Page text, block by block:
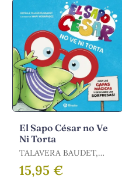
El Sapo César no Ve
Ni Torta
TALAVERA BAUDET,
ESTELLE
15,95 €